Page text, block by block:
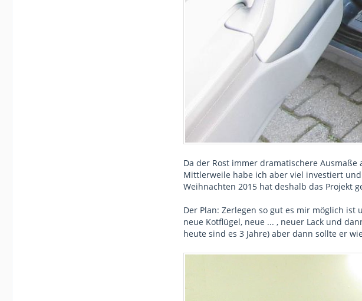
Da der Rost immer dramatischere
Mittlerweile habe ich aber viel investiert
Weihnachten 2015 hat deshalb das Projekt
Der Plan: Zerlegen so gut es mir möglich
neue Kotflügel, neue ... , neuer Lack und
heute sind es 3 Jahre) aber dann sollte er